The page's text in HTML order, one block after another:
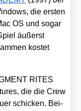
die ers­ten
OS und sogar
äußerst
kos­tet
RITES
die die Crew
schi­cken. Bei­